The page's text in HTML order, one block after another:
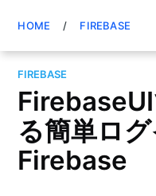
HOME / FIREBASE
FIREBASE
る簡単ロ
Firebase